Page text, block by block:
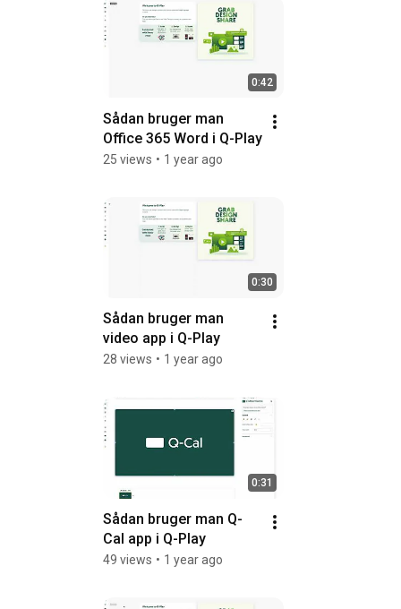
0:42
Sådan bruger man
Office 365 Word i Q-Play
25 views • 1 year ago
0:30
Sådan bruger man
video app i Q-Play
28 views • 1 year ago
0:31
Sådan bruger man Q-
Cal app i Q-Play
49 views • 1 year ago